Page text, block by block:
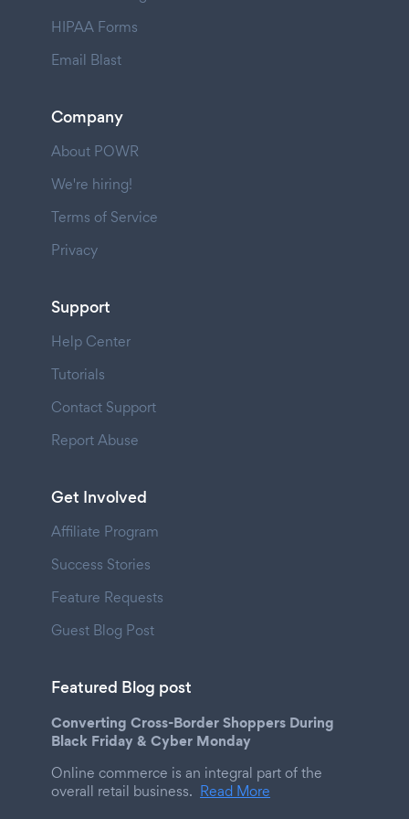
HIPAA Forms
Email Blast
Company
About POWR
We're hiring!
Terms of Service
Privacy
Support
Help Center
Tutorials
Contact Support
Report Abuse
Get Involved
Affiliate Program
Success Stories
Feature Requests
Guest Blog Post
Featured Blog post
Converting Cross-Border Shoppers During
Black Friday & Cyber Monday
Online commerce is an integral part of the
overall retail business. Read More